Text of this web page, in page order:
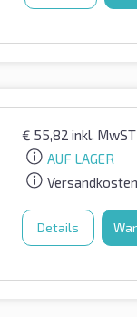
€ 55,82 inkl. MwST
AUF LAGER
Details